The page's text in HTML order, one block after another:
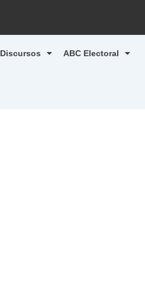
Discursos ABC Electoral